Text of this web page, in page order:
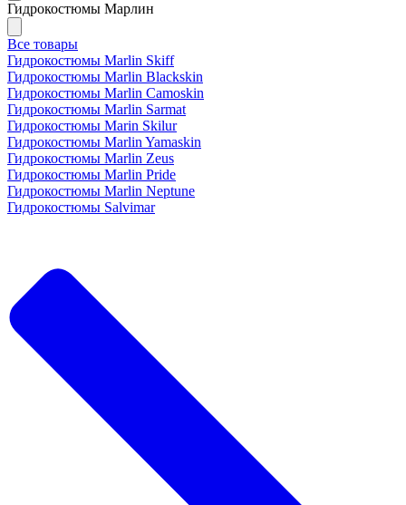
Гидрокостюмы Марлин
Все товары
Гидрокостюмы Marlin Skiff
Гидрокостюмы Marlin Blackskin
Гидрокостюмы Marlin Camoskin
Гидрокостюмы Marlin Sarmat
Гидрокостюмы Marin Skilur
Гидрокостюмы Marlin Yamaskin
Гидрокостюмы Marlin Zeus
Гидрокостюмы Marlin Pride
Гидрокостюмы Marlin Neptune
Гидрокостюмы Salvimar